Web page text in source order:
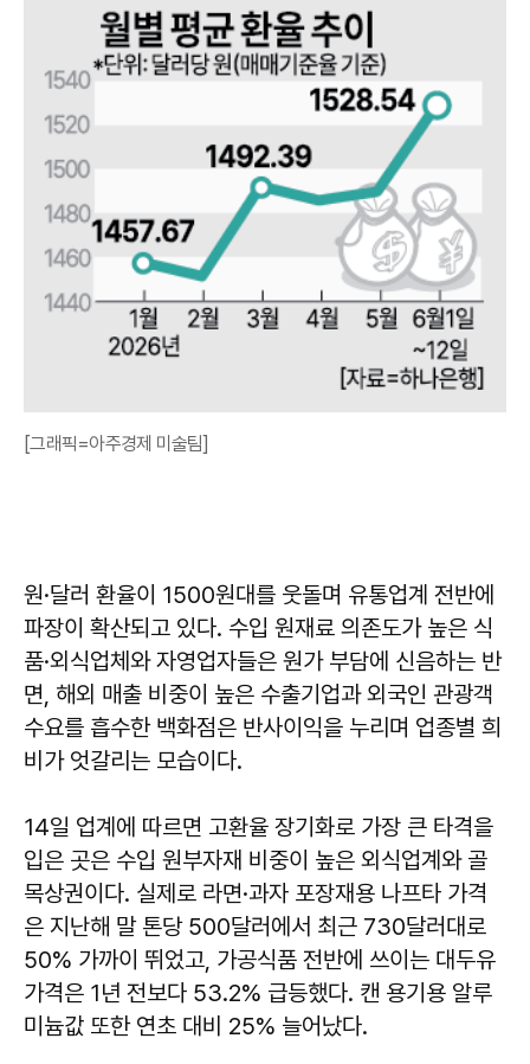
[그래픽=아주경제 미술팀]
원·달러 환율이 1500원대를 웃돌며 유통업계 전반에
파장이 확산되고 있다. 수입 원재료 의존도가 높은 식
품·외식업체와 자영업자들은 원가 부담에 신음하는 반
면, 해외 매출 비중이 높은 수출기업과 외국인 관광객
수요를 흡수한 백화점은 반사이익을 누리며 업종별 희
비가 엇갈리는 모습이다.
14일 업계에 따르면 고환율 장기화로 가장 큰 타격을
입은 곳은 수입 원부자재 비중이 높은 외식업계와 골
목상권이다. 실제로 라면·과자 포장재용 나프타 가격
은 지난해 말 톤당 500달러에서 최근 730달러대로
50% 가까이 뛰었고, 가공식품 전반에 쓰이는 대두유
가격은 1년 전보다 53.2% 급등했다. 캔 용기용 알루
미늄값 또한 연초 대비 25% 늘어났다.